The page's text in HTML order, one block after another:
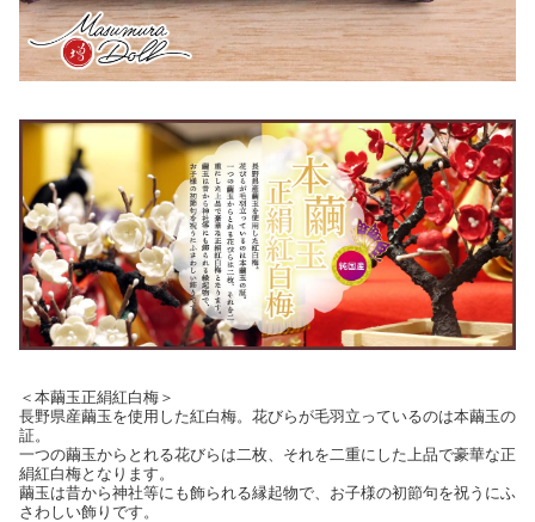
＜本繭玉正絹紅白梅＞
長野県産繭玉を使用した紅白梅。花びらが毛羽立っているのは本繭玉の
証。
一つの繭玉からとれる花びらは二枚、それを二重にした上品で豪華な正
絹紅白梅となります。
繭玉は昔から神社等にも飾られる縁起物で、お子様の初節句を祝うにふ
さわしい飾りです。